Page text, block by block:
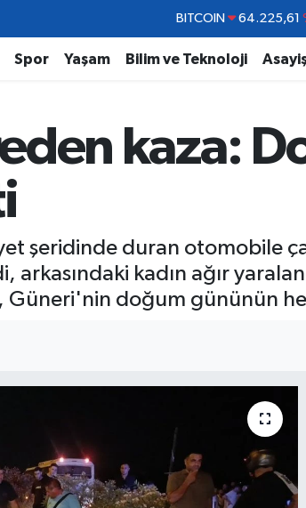
DOLAR
EURO 55,0406
BİST100
Spor Yaşam Bilim ve Teknoloji
kaza:
şeridinde duran otomobile
arkasındaki kadın ağır
doğum gününün